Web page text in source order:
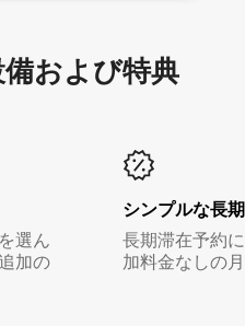
および特⁠典
選ん
加の
シンプルな長
長期滞在予約
加料金なしの